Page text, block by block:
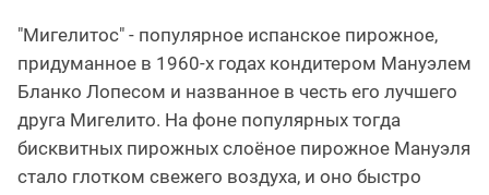
"Мигелитос" - популярное испанское пирожное,
придуманное в 1960-х годах кондитером Мануэлем
Бланко Лопесом и названное в честь его лучшего
друга Мигелито. На фоне популярных тогда
бисквитных пирожных слоёное пирожное Мануэля
стало глотком свежего воздуха, и оно быстро